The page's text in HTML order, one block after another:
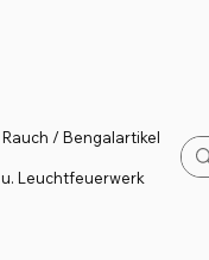
Rauch / Bengalartikel
u. Leuchtfeuerwerk